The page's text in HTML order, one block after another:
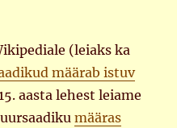
(leiaks ka
määrab istuv
aasta lehest leiame
määras